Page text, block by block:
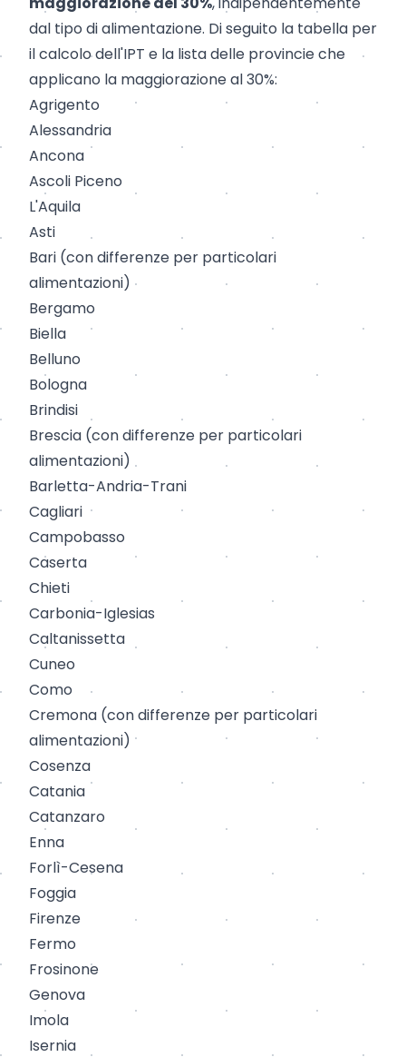
dal tipo di alimentazione. Di seguito la tabella per
il calcolo dell'IPT e la lista delle provincie che
applicano la maggiorazione al 30%:
Agrigento
Alessandria
Ancona
Ascoli Piceno
L'Aquila
Asti
Bari (con differenze per particolari
alimentazioni)
Bergamo
Biella
Belluno
Bologna
Brindisi
Brescia (con differenze per particolari
alimentazioni)
Barletta-Andria-Trani
Cagliari
Campobasso
Caserta
Chieti
Carbonia-Iglesias
Caltanissetta
Cuneo
Como
Cremona (con differenze per particolari
alimentazioni)
Cosenza
Catania
Catanzaro
Enna
Forlì-Cesena
Foggia
Firenze
Fermo
Frosinone
Genova
Imola
Isernia